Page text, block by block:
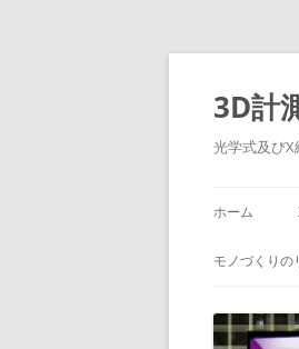
コ
ン
ツ
へ
ス
3D計
光学式及び
ホーム
モノづくりの